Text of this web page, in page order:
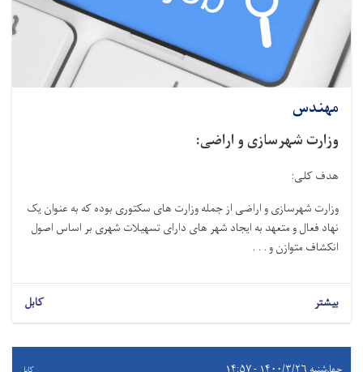
مهندس
وزارت شهرسازی و اراضی:
هدف کلی:
وزارت شهرسازی و اراضی از جمله وزارت های سکتوری بوده که به عنوان یک
نهاد فعال و متعهد به ایجاد شهر های دارای تسهیلات شهری بر اساس اصول
انکشاف متوازن و . . .
بیشتر کابل